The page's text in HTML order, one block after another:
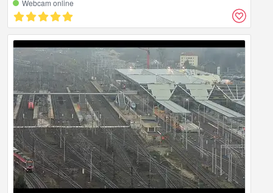
Webcam online